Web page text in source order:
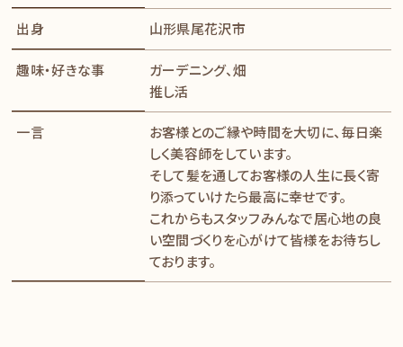
出身 山形県尾花沢市
趣味・好きな事
ガーデニング、畑
推し活
一言
お客様とのご縁や時間を大切に、毎日楽
しく美容師をしています。
そして髪を通してお客様の人生に長く寄
り添っていけたら最高に幸せです。
これからもスタッフみんなで居心地の良
い空間づくりを心がけて皆様をお待ちし
ております。